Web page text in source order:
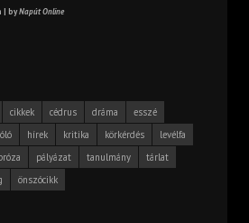
| byNapút Online
cikkek cédrus dráma
esszé
hírek kritika körkérdés
levélfa
pályázat tanulmány
tárlat
önszócikk